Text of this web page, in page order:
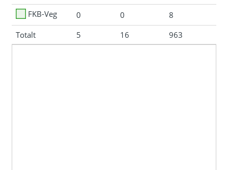
FKB-Veg
0 0
8
Totalt
5 16 963